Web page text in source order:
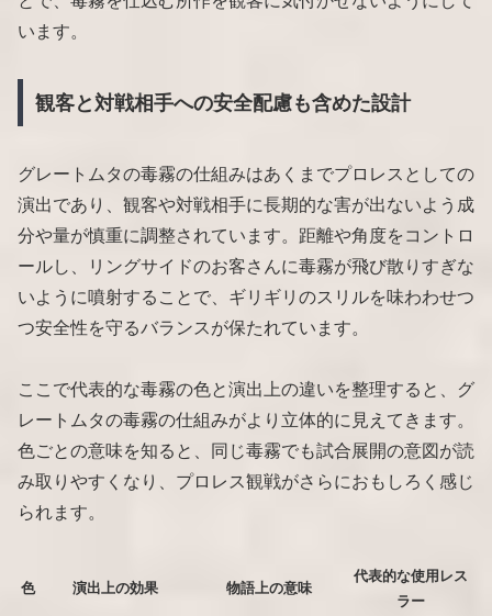
います。
観客と対戦相手への安全配慮も含めた設計
グレートムタの毒霧の仕組みはあくまでプロレスとしての
演出であり、観客や対戦相手に長期的な害が出ないよう成
分や量が慎重に調整されています。距離や角度をコントロ
ールし、リングサイドのお客さんに毒霧が飛び散りすぎな
いように噴射することで、ギリギリのスリルを味わわせつ
つ安全性を守るバランスが保たれています。
ここで代表的な毒霧の色と演出上の違いを整理すると、グ
レートムタの毒霧の仕組みがより立体的に見えてきます。
色ごとの意味を知ると、同じ毒霧でも試合展開の意図が読
み取りやすくなり、プロレス観戦がさらにおもしろく感じ
られます。
色 演出上の効果 物語上の意味
代表的な使用レス
ラー